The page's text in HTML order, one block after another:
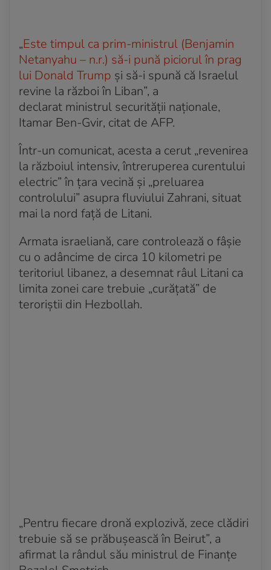
„Este timpul ca prim-ministrul (Benjamin
Netanyahu – n.r.) să-i pună piciorul în prag
lui Donald Trump și să-i spună că Israelul
revine la război în Liban”, a
declarat ministrul securității naționale,
Itamar Ben-Gvir, citat de AFP.
Într-un comunicat, acesta a cerut „revenirea
la războiul intensiv, întreruperea curentului
electric” în țara vecină și „preluarea
controlului” asupra fluviului Zahrani, situat
mai la nord față de Litani.
Armata israeliană, care controlează o fâșie
cu o adâncime de circa 10 kilometri pe
teritoriul libanez, a desemnat râul Litani ca
limita zonei care trebuie „curățată” de
teroriștii din Hezbollah.
„Pentru fiecare dronă explozivă, zece clădiri
trebuie să se prăbușească în Beirut”, a
afirmat la rândul său ministrul de Finanțe